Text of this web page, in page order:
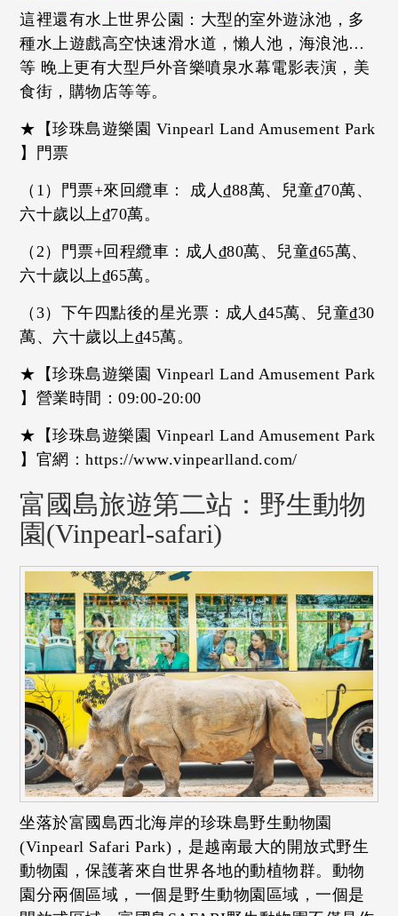
這裡還有水上世界公園：大型的室外遊泳池，多
種水上遊戲高空快速滑水道，懶人池，海浪池…
等 晚上更有大型戶外音樂噴泉水幕電影表演，美
食街，購物店等等。
★【珍珠島遊樂園 Vinpearl Land Amusement Park
】門票
（1）門票+來回纜車： 成人₫88萬、兒童₫70萬、
六十歲以上₫70萬。
（2）門票+回程纜車：成人₫80萬、兒童₫65萬、
六十歲以上₫65萬。
（3）下午四點後的星光票：成人₫45萬、兒童₫30
萬、六十歲以上₫45萬。
★【珍珠島遊樂園 Vinpearl Land Amusement Park
】營業時間：09:00-20:00
★【珍珠島遊樂園 Vinpearl Land Amusement Park
】官網：https://www.vinpearlland.com/
富國島旅遊第二站：野生動物
園(Vinpearl-safari)
坐落於富國島西北海岸的珍珠島野生動物園
(Vinpearl Safari Park)，是越南最大的開放式野生
動物園，保護著來自世界各地的動植物群。動物
園分兩個區域，一個是野生動物園區域，一個是